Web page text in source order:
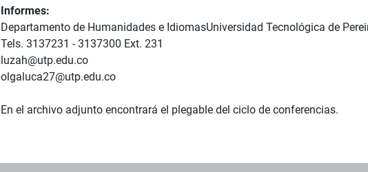
Informes:
Departamento de Humanidades e IdiomasUniversidad Tecnológica de
Tels. 3137231 - 3137300 Ext. 231
luzah@utp.edu.co
olgaluca27@utp.edu.co
En el archivo adjunto encontrará el plegable del ciclo de conferencias.